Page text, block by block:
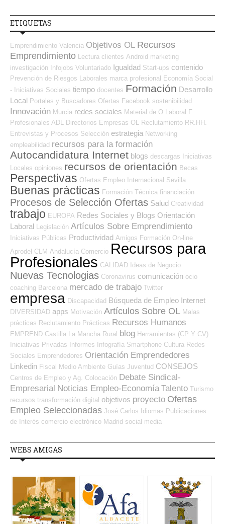
ETIQUETAS
Emprendimiento Valencia Objetivos OL Recursos
Emprendimiento Lectura clientes Android marketing
investigación
Infojobs Voluntariado Igualdad Start-ups contenido
Prevención de Riesgos Laborales marca profesional Economía Social
- Iniciativas Sociales tiempo docentes Formación Desarrollo
Local Portales y Buscadores Ofertas Facebook sostenibilidad
Innovación Murcia redes sociales Material de O.Laboral F
Profesionales ADL Directorios Empresas OL Reclutamiento RR.HH.
Entrevistas y Procesos Selección estrategia Networking
empleabilidad recursos para la formación
Autocandidatura Internet blogs descargas
Iniciativas
Locales opiniones recursos de orientación Becas
Perspectivas Ofertas Empleo Internacional Sevilla
Buenas prácticas Formación Técnica financiación
Procesos de Selección Ofertas Salud Creatividad
trabajo EUROPA Redes Sociales y Blogs Orientación
Laboral Legislación Artículos Sobre Emprendimiento
Iniciativas Públicas Productividad Amigos Formación On-line
Aprodel CLM Andalucía Comercio Recursos para
Profesionales CALIDAD Ideas de Negocio
Nuevas Tecnologias Coronavirus comunicación ocio
coaching Barcelona mercado de trabajo Twitter
empresa Discapacidad Búsqueda de Empleo Internet
DIVERSIDAD apps Motivación Artículos Sobre OL Malas
prácticas Reclutamiento Prácticas Recursos Humanos
EMPREND Castilla La Mancha Rural blog Herramientas (CP Y CV)
Iniciativas Privadas
Informes Infografía Smartphone Cultura Redes
Sociales Emprendedores Orientación Emprendedores
Linkedin Fiscal Medio Ambiente Guías Juventud CONSEJOS
Centros de Empleo y Ag. Colocación Debate Sindical-
Empresarial Noticias Empleo-Economía Talento Turismo
recursos transformación digital objetivos proyecto Ofertas
Empleo Seleccionadas José Carlos Idiomas Publicaciones
de Interés comercio electrónico Madrid social media
WEBS AMIGAS